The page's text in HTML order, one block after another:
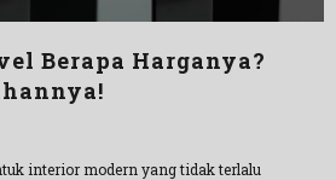
Berapa Harganya?
interior modern yang tidak terlalu